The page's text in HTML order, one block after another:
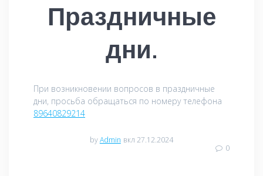
Праздничные
дни.
При возникновении вопросов в праздничные
дни, просьба обращаться по номеру телефона
89640829214
byAdmin вкл 27.12.2024
0